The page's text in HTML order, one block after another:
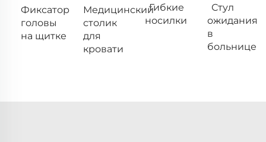
Фиксатор
головы
на щитке
Медицинский
столик
для
кровати
Гибкие
носилки
Стул
ожидания
в
больнице